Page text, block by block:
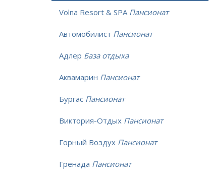
Volna Resort & SPA Пансионат
Автомобилист Пансионат
Адлер База отдыха
Аквамарин Пансионат
Бургас Пансионат
Виктория-Отдых Пансионат
Горный Воздух Пансионат
Гренада Пансионат